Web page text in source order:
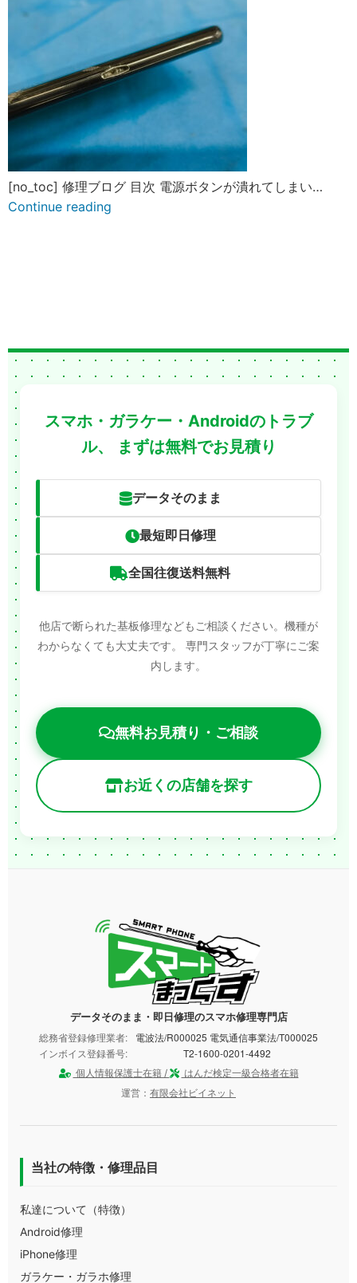
[no_toc] 修理ブログ 目次 電源ボタンが潰れてしまい…
Continue reading
スマホ・ガラケー・Androidのトラブ
ル、
まずは無料でお見積り
データそのまま
最短即日修理
全国往復送料無料
他店で断られた基板修理などもご相談ください。機種が
わからなくても大丈夫です。
専門スタッフが丁寧にご案
内します。
無料お見積り・ご相談
お近くの店舗を探す
データそのまま・即日修理のスマホ修理専門店
総務省登録修理業者:
電波法/R000025 電気通信事業法/T000025
インボイス登録番号:
T2-1600-0201-4492
個人情報保護士在籍 /
はんだ検定一級合格者在籍
運営： 有限会社ビイネット
当社の特徴・修理品目
私達について（特徴）
Android修理
iPhone修理
ガラケー・ガラホ修理